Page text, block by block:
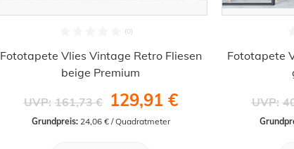
Fototapete Vlies Vintage Retro Fliesen
beige Premium
UVP: 161,73 € 129,91 €
Grundpreis: 24,06 € / Quadratmeter
Fototapete
UVP: